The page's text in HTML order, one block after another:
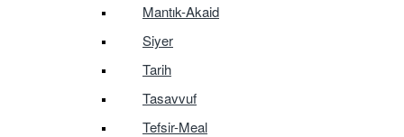
Mantık-Akaid
Siyer
Tarih
Tasavvuf
Tefsir-Meal